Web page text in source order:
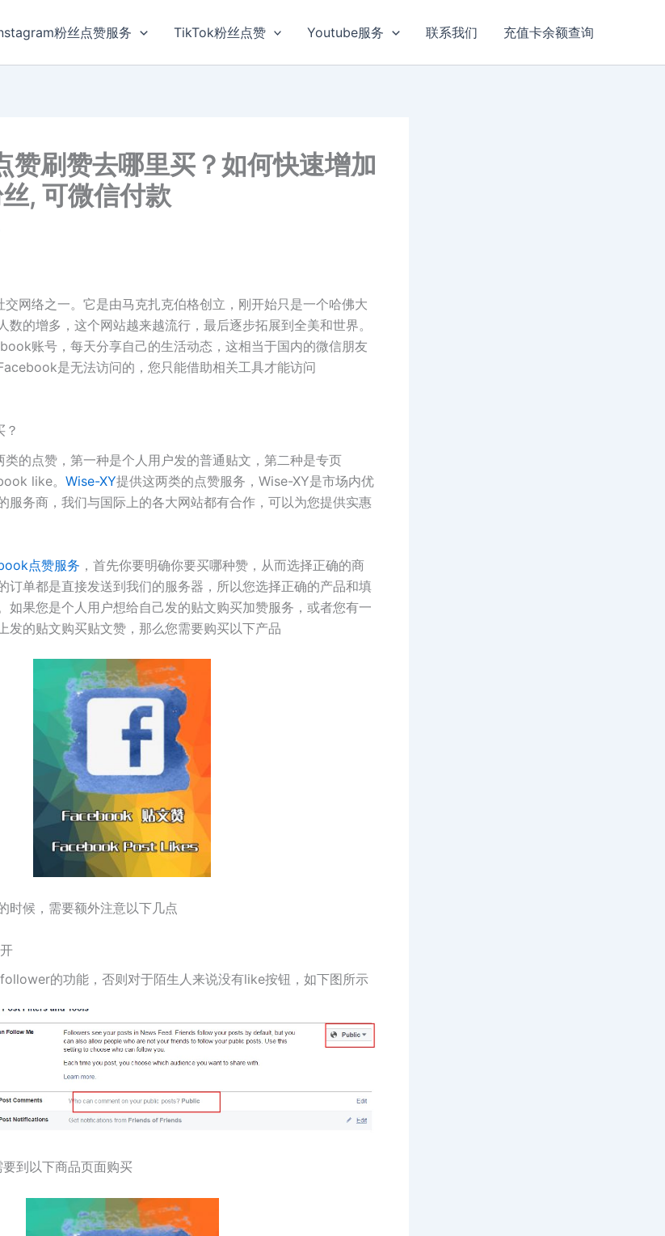
粉丝点赞服务 TikTok粉丝点赞 Youtube服务 联系我们 充值卡余额查询
赞刷赞去哪里买？如何快速增加
, 可微信付款
网络之一。它是由马克扎克伯格创立，刚开始只是一个哈佛大
数的增多，这个网站越来越流行，最后逐步拓展到全美和世界。
账号，每天分享自己的生活动态，这相当于国内的微信朋友
是无法访问的，您只能借助相关工具才能访问
的点赞，第一种是个人用户发的普通贴文，第二种是专页
like。 Wise-XY提供这两类的点赞服务，Wise-XY是市场内优
服务商，我们与国际上的各大网站都有合作，可以为您提供实惠
点赞服务 ，首先你要明确你要买哪种赞，从而选择正确的商
订单都是直接发送到我们的服务器，所以您选择正确的产品和填
如果您是个人用户想给自己发的贴文购买加赞服务，或者您有一
发的贴文购买贴文赞，那么您需要购买以下产品
时候，需要额外注意以下几点
的功能，否则对于陌生人来说没有like按钮，如下图所示
到以下商品页面购买